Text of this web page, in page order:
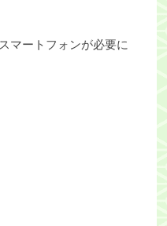
マートフォンが必要に